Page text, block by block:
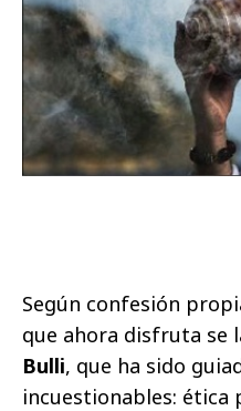
Según confesión
que ahora disfruta se
Bulli, que ha sido
incuestionables: ética